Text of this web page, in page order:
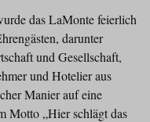
das LaMonte feierlich
darunter
und Gesellschaft,
und Hotelier aus
Manier auf eine
Motto „Hier schlägt das